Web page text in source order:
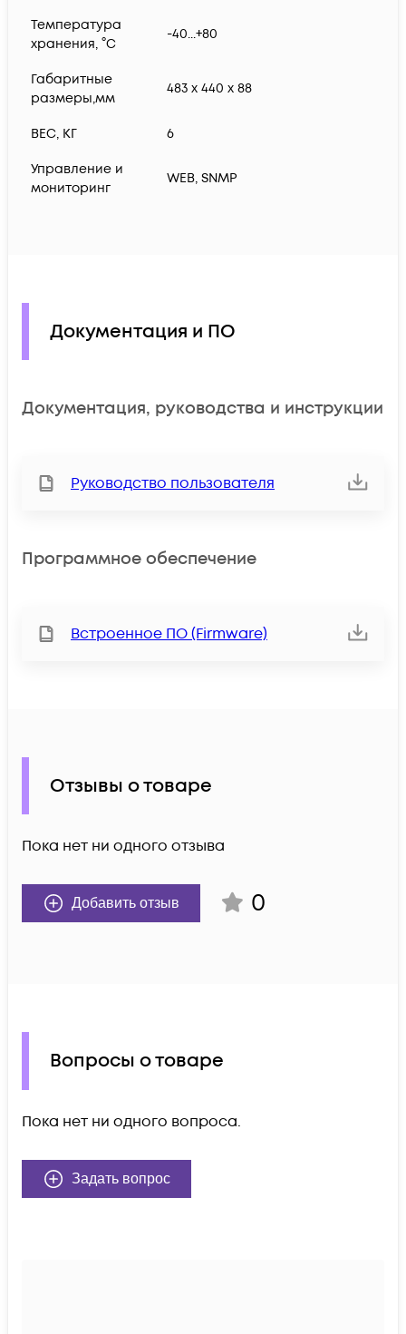
Температура
хранения, °С
-40...+80
Габаритные
размеры,мм
483 x 440 x 88
ВЕС, КГ 6
Управление и
мониторинг
WEB, SNMP
Документация и ПО
Документация, руководства и инструкции
Руководство пользователя
Программное обеспечение
Встроенное ПО (Firmware)
Отзывы о товаре
Пока нет ни одного отзыва
Добавить отзыв 0
Вопросы о товаре
Пока нет ни одного вопроса.
Задать вопрос